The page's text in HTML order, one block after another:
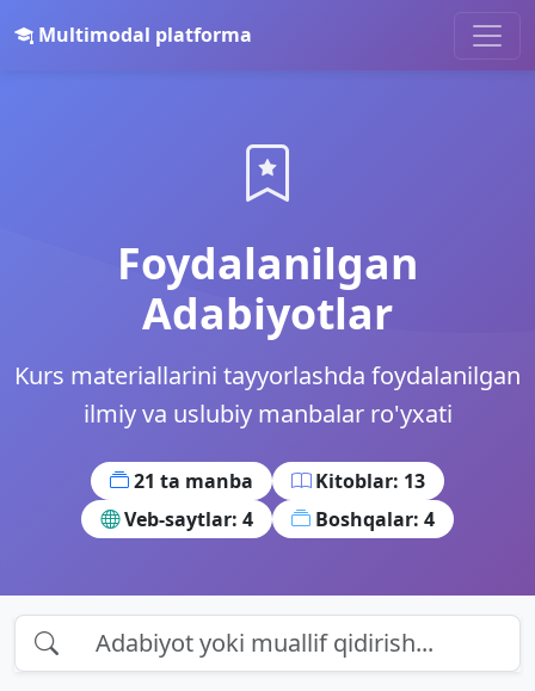
Multimodal platforma
Foydalanilgan
Adabiyotlar
Kurs materiallarini tayyorlashda foydalanilgan
ilmiy va uslubiy manbalar ro'yxati
21 ta manba
Kitoblar: 13
Veb-saytlar: 4
Boshqalar: 4